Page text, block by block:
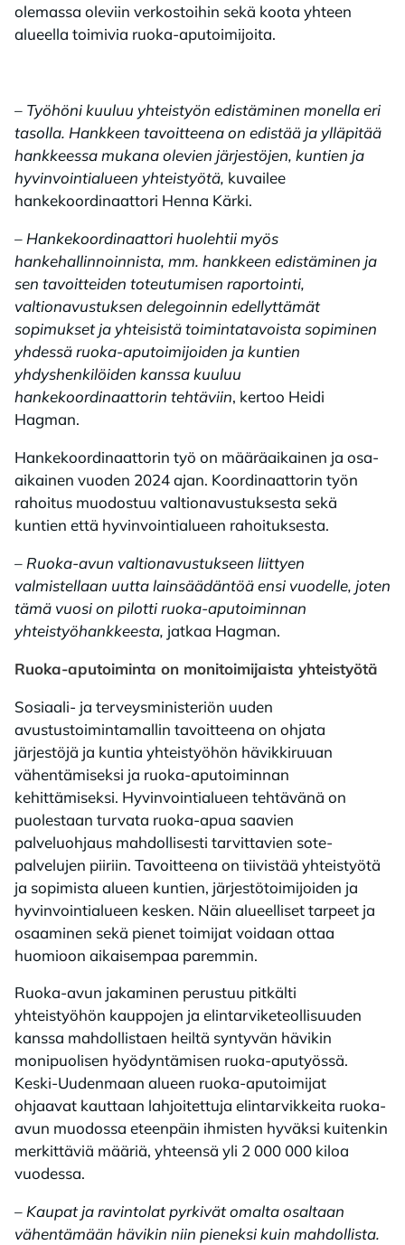
olemassa oleviin verkostoihin sekä koota yhteen
alueella toimivia ruoka-aputoimijoita.
– Työhöni kuuluu yhteistyön edistäminen monella eri
tasolla. Hankkeen tavoitteena on edistää ja ylläpitää
hankkeessa mukana olevien järjestöjen, kuntien ja
hyvinvointialueen yhteistyötä, kuvailee
hankekoordinaattori Henna Kärki.
– Hankekoordinaattori huolehtii myös
hankehallinnoinnista, mm. hankkeen edistäminen ja
sen tavoitteiden toteutumisen raportointi,
valtionavustuksen delegoinnin edellyttämät
sopimukset ja yhteisistä toimintatavoista sopiminen
yhdessä ruoka-aputoimijoiden ja kuntien
yhdyshenkilöiden kanssa kuuluu
hankekoordinaattorin tehtäviin, kertoo Heidi
Hagman.
Hankekoordinaattorin työ on määräaikainen ja osa-
aikainen vuoden 2024 ajan. Koordinaattorin työn
rahoitus muodostuu valtionavustuksesta sekä
kuntien että hyvinvointialueen rahoituksesta.
– Ruoka-avun valtionavustukseen liittyen
valmistellaan uutta lainsäädäntöä ensi vuodelle, joten
tämä vuosi on pilotti ruoka-aputoiminnan
yhteistyöhankkeesta, jatkaa Hagman.
Ruoka-aputoiminta on monitoimijaista yhteistyötä
Sosiaali- ja terveysministeriön uuden
avustustoimintamallin tavoitteena on ohjata
järjestöjä ja kuntia yhteistyöhön hävikkiruuan
vähentämiseksi ja ruoka-aputoiminnan
kehittämiseksi. Hyvinvointialueen tehtävänä on
puolestaan turvata ruoka-apua saavien
palveluohjaus mahdollisesti tarvittavien sote-
palvelujen piiriin. Tavoitteena on tiivistää yhteistyötä
ja sopimista alueen kuntien, järjestötoimijoiden ja
hyvinvointialueen kesken. Näin alueelliset tarpeet ja
osaaminen sekä pienet toimijat voidaan ottaa
huomioon aikaisempaa paremmin.
Ruoka-avun jakaminen perustuu pitkälti
yhteistyöhön kauppojen ja elintarviketeollisuuden
kanssa mahdollistaen heiltä syntyvän hävikin
monipuolisen hyödyntämisen ruoka-aputyössä.
Keski-Uudenmaan alueen ruoka-aputoimijat
ohjaavat kauttaan lahjoitettuja elintarvikkeita ruoka-
avun muodossa eteenpäin ihmisten hyväksi kuitenkin
merkittäviä määriä, yhteensä yli 2 000 000 kiloa
vuodessa.
– Kaupat ja ravintolat pyrkivät omalta osaltaan
vähentämään hävikin niin pieneksi kuin mahdollista.